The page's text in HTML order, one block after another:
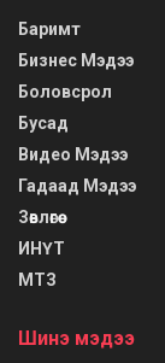
Баримт
Бизнес Мэдээ
Боловсрол
Бусад
Видео Мэдээ
Гадаад Мэдээ
Зөвлөгөө
ИНҮТ
МТЗ
Шинэ мэдээ